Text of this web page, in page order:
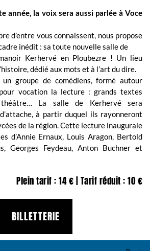
année, la voix sera aussi parlée à Voce
d’entre vous connaissent, nous propose
inédit : sa toute nouvelle salle de
Kerhervé en Ploubezre ! Un lieu
dédié aux mots et à l’art du dire.
groupe de comédiens, formé autour
vocation la lecture : grands textes
La salle de Kerhervé sera
à partir duquel ils rayonneront
de la région. Cette lecture inaugurale
d’Annie Ernaux, Louis Aragon, Bertold
Georges Feydeau, Anton Buchner et
Plein tarif : 14 € | Tarif réduit : 10 €
BILLETTERIE